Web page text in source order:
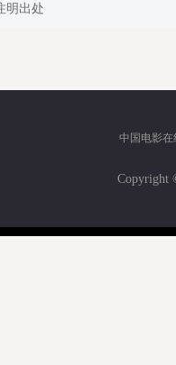
明出处
中国电影在
Copyright